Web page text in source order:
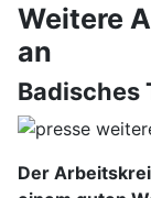
Weitere
an
Badisches
Der